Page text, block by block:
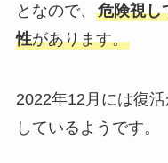
となので、 危険視し
性があります。
2022年12月には復
しているようです。